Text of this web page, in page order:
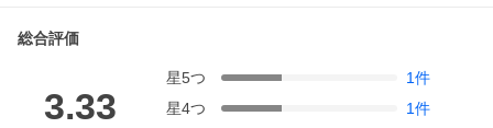
総合評価
3.33
星5つ 1件
星4つ 1件